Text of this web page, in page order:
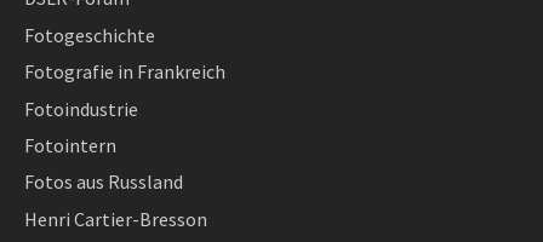
Fotogeschichte
Fotografie in Frankreich
Fotoindustrie
Fotointern
Fotos aus Russland
Henri Cartier-Bresson